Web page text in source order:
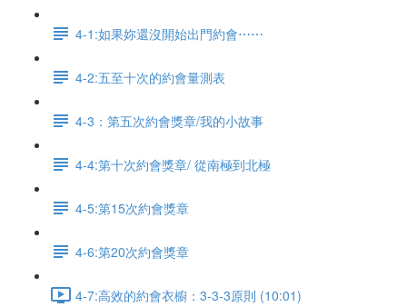
4-1:如果妳還沒開始出門約會⋯⋯
4-2:五至十次的約會量測表
4-3：第五次約會獎章/我的小故事
4-4:第十次約會獎章/ 從南極到北極
4-5:第15次約會獎章
4-6:第20次約會獎章
4-7:高效的約會衣櫥：3-3-3原則 (10:01)